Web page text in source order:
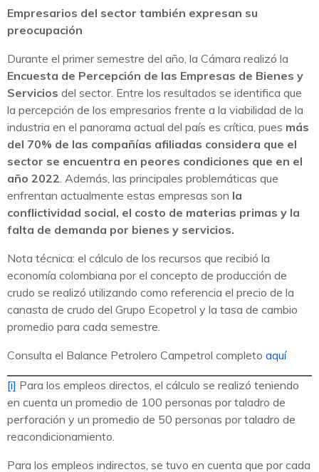
Empresarios del sector también expresan su
preocupación
Durante el primer semestre del año, la Cámara realizó la
Encuesta de Percepción de las Empresas de Bienes y
Servicios del sector. Entre los resultados se identifica que
la percepción de los empresarios frente a la viabilidad de la
industria en el panorama actual del país es crítica, pues más
del 70% de las compañías afiliadas considera que el
sector se encuentra en peores condiciones que en el
año 2022. Además, las principales problemáticas que
enfrentan actualmente estas empresas son la
conflictividad social, el costo de materias primas y la
falta de demanda por bienes y servicios.
Nota técnica: el cálculo de los recursos que recibió la
economía colombiana por el concepto de producción de
crudo se realizó utilizando como referencia el precio de la
canasta de crudo del Grupo Ecopetrol y la tasa de cambio
promedio para cada semestre.
Consulta el Balance Petrolero Campetrol completo aquí
[i] Para los empleos directos, el cálculo se realizó teniendo
en cuenta un promedio de 100 personas por taladro de
perforación y un promedio de 50 personas por taladro de
reacondicionamiento.
Para los empleos indirectos, se tuvo en cuenta que por cada